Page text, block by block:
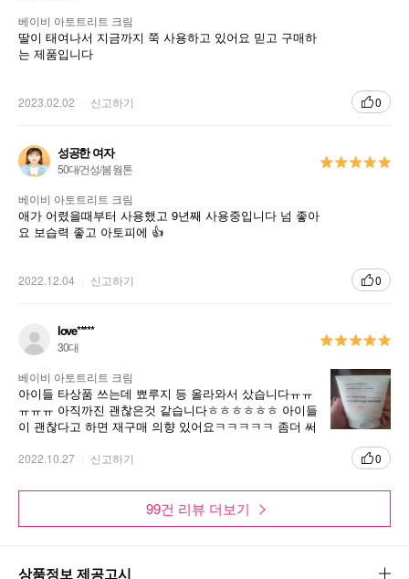
피부 건조로 인한 가려움과 자극을 완화하는 전문 보습 크림
베이비 아토트리트 크림
딸이 태여나서 지금까지 쭉 사용하고 있어요 믿고 구매하
는 제품입니다
2023.02.02 신고하기 0
성공한 여자
50대/건성/봄 웜톤
베이비 아토트리트 크림
애가 어렸을때부터 사용했고 9년째 사용중입니다 넘 좋아
요 보습력 좋고 아토피에 👍
2022.12.04 신고하기 0
love*****
30대
베이비 아토트리트 크림
아이들 타상품 쓰는데 뾰루지 등 올라와서 샀습니다ㅠㅠ
ㅠㅠㅠ 아직까진 괜찮은것 같습니다ㅎㅎㅎㅎㅎㅎ 아이들
이 괜찮다고 하면 재구매 의향 있어요ㅋㅋㅋㅋㅋ 좀더 써
2022.10.27 신고하기 0
99건 리뷰 더보기
상품정보 제공고시